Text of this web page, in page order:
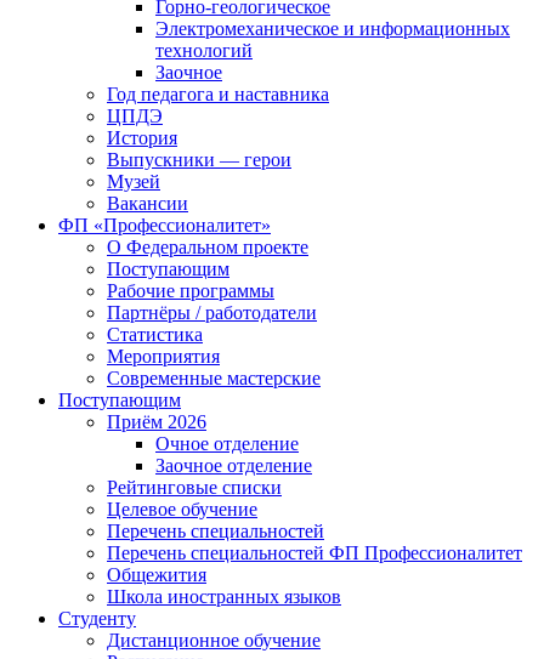
Горно-геологическое
Электромеханическое и информационных
технологий
Заочное
Год педагога и наставника
ЦПДЭ
История
Выпускники — герои
Музей
Вакансии
ФП «Профессионалитет»
О Федеральном проекте
Поступающим
Рабочие программы
Партнёры / работодатели
Статистика
Мероприятия
Современные мастерские
Поступающим
Приём 2026
Очное отделение
Заочное отделение
Рейтинговые списки
Целевое обучение
Перечень специальностей
Перечень специальностей ФП Профессионалитет
Общежития
Школа иностранных языков
Студенту
Дистанционное обучение